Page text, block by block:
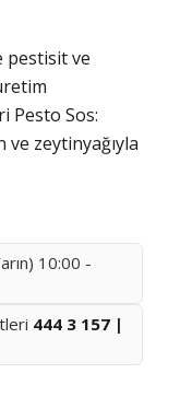
pestisit ve
Pesto Sos:
ve zeytinyağıyla
10:00 -
444 3 157 |